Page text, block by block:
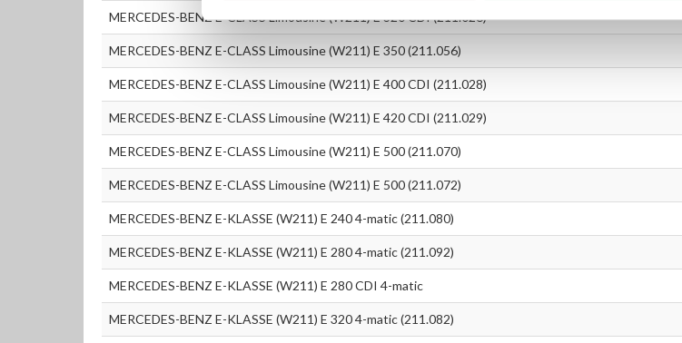
MERCEDES-BENZ E-CLASS Limousine (W211) E 320 CDI (211.026)
MERCEDES-BENZ E-CLASS Limousine (W211) E 350 (211.056)
MERCEDES-BENZ E-CLASS Limousine (W211) E 400 CDI (211.028)
MERCEDES-BENZ E-CLASS Limousine (W211) E 420 CDI (211.029)
MERCEDES-BENZ E-CLASS Limousine (W211) E 500 (211.070)
MERCEDES-BENZ E-CLASS Limousine (W211) E 500 (211.072)
MERCEDES-BENZ E-KLASSE (W211) E 240 4-matic (211.080)
MERCEDES-BENZ E-KLASSE (W211) E 280 4-matic (211.092)
MERCEDES-BENZ E-KLASSE (W211) E 280 CDI 4-matic
MERCEDES-BENZ E-KLASSE (W211) E 320 4-matic (211.082)